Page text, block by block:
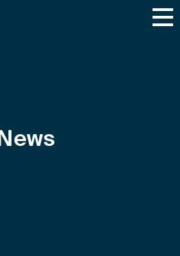
News